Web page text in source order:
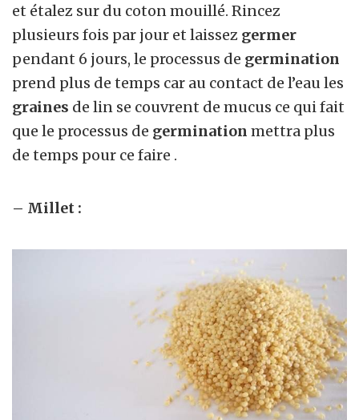
et étalez sur du coton mouillé. Rincez
plusieurs fois par jour et laissez germer
pendant 6 jours, le processus de germination
prend plus de temps car au contact de l’eau les
graines de lin se couvrent de mucus ce qui fait
que le processus de germination mettra plus
de temps pour ce faire .
– Millet :